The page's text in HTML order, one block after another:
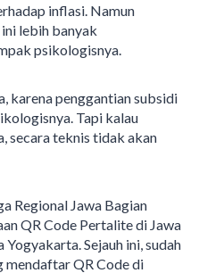
inflasi. Namun
lebih banyak
psikologisnya.
karena penggantian subsidi
Tapi kalau
secara teknis tidak akan
Regional Jawa Bagian
QR Code Pertalite di Jawa
Sejauh ini, sudah
mendaftar QR Code di